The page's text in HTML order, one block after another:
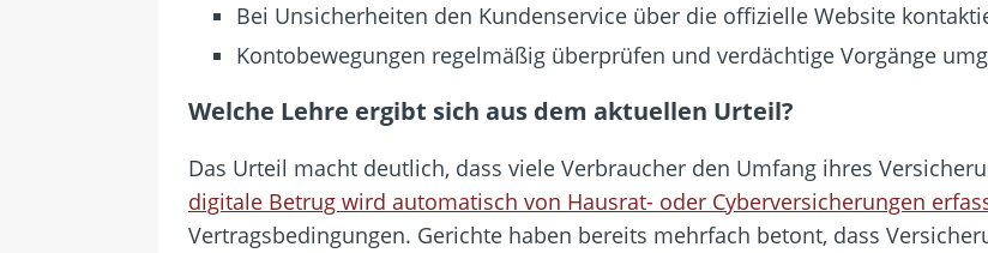
Bei Unsicherheiten den Kundenservice über die offizielle Website
Kontobewegungen regelmäßig überprüfen und verdächtige Vorgänge
Welche Lehre ergibt sich aus dem aktuellen Urteil?
Das Urteil macht deutlich, dass viele Verbraucher den Umfang ihres
digitale Betrug wird automatisch von Hausrat- oder Cyberversicherungen
Vertragsbedingungen. Gerichte haben bereits mehrfach betont, dass